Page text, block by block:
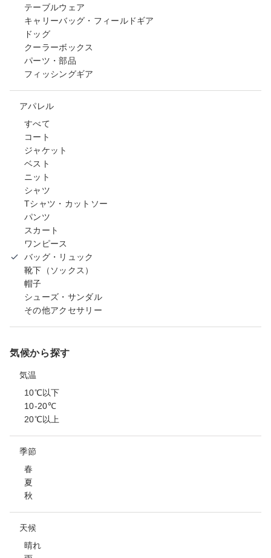
テーブルウェア
キャリーバッグ・フィールドギア
ドッグ
クーラーボックス
パーツ・部品
フィッシングギア
アパレル
すべて
コート
ジャケット
ベスト
ニット
シャツ
Tシャツ・カットソー
パンツ
スカート
ワンピース
バッグ・リュック
靴下（ソックス）
帽子
シューズ・サンダル
その他アクセサリー
気候から探す
気温
10℃以下
10-20℃
20℃以上
季節
春
夏
秋
天候
晴れ